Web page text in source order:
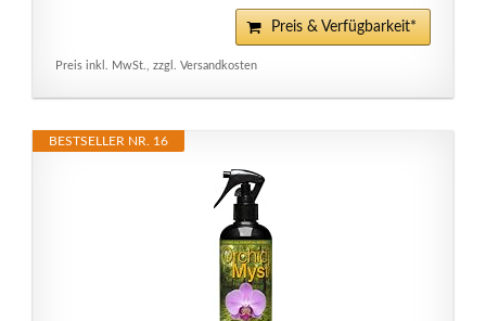
Preis & Verfügbarkeit*
Preis inkl. MwSt., zzgl. Versandkosten
BESTSELLER NR. 16